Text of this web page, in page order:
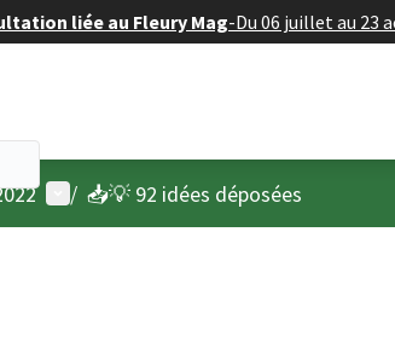
liée au Fleury Mag-Du 06 juillet au 23
Menu utilisateur
/ 📥💡 92 idées déposées